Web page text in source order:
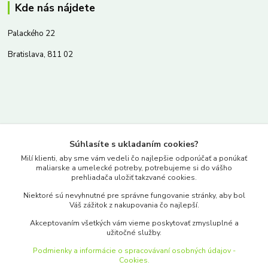
Kde nás nájdete
Palackého 22
Bratislava, 811 02
www.merkantil.sk
Pondelok-Piatok: 9.00-17.00hod.
objednavky@merkantil-obchod.sk
Súhlasíte s ukladaním cookies?
Milí klienti, aby sme vám vedeli čo najlepšie odporúčať a ponúkať
maliarske a umelecké potreby, potrebujeme si do vášho
prehliadača uložiť takzvané cookies.
Niektoré sú nevyhnutné pre správne fungovanie stránky, aby bol
Váš zážitok z nakupovania čo najlepší.
Akceptovaním všetkých vám vieme poskytovať zmysluplné a
užitočné služby.
Podmienky a informácie o spracovávaní osobných údajov -
Cookies.